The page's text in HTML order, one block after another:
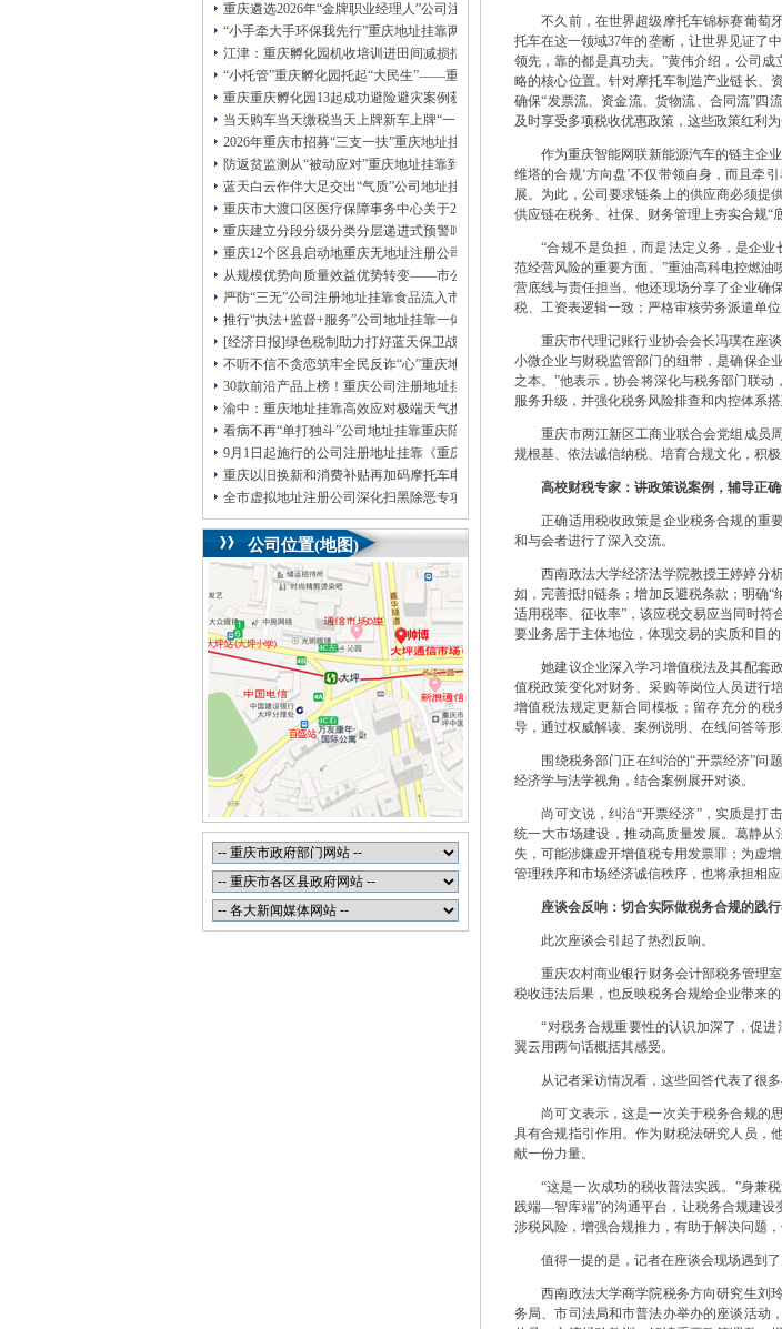
发人私章）若同时签订1年代账服务，在
本公司注册公司：
重庆遴选2026年“金牌职业经理人”公司注册地址挂靠，入选可纳入市级高层次人才认定范畴
“小手牵大手环保我先行”重庆地址挂靠两江新区开展垃圾分类主题宣传活动
江津：重庆孵化园机收培训进田间减损指导保丰收
“小托管”重庆孵化园托起“大民生”——重庆假期公益托管服务深度观察
重庆重庆孵化园13起成功避险避灾案例获应急管理部通报表扬
当天购车当天缴税当天上牌新车上牌“一网通办”重庆孵化园何以从重庆走向全国
2026年重庆市招募“三支一扶”重庆地址挂靠计划人员公示（第一批）
防返贫监测从“被动应对”重庆地址挂靠到“主动防御”上半年重庆市新识别纳入监测对象2600余人
蓝天白云作伴大足交出“气质”公司地址挂靠答卷
重庆市大渡口区医疗保障事务中心关于2026年协议处理解除医保定点协议医药机构名单的重庆创
重庆建立分段分级分类分层递进式预警叫应机制本轮强降雨，重庆地址挂靠触发692个镇街启动
重庆12个区县启动地重庆无地址注册公司质灾害三级应急响应14个区县部分乡镇有小流域山洪
从规模优势向质量效益优势转变——市公司注册地址挂靠农产品质量安全中心以巡察整改为抓
严防“三无”公司注册地址挂靠食品流入市场大渡口区市场监管局开展零食店食品安全专项执法
推行“执法+监督+服务”公司地址挂靠一体化新模式重庆“生态蓝”守护巴山渝水生态底色
[经济日报]绿色税制助力打好蓝天保卫战
不听不信不贪恋筑牢全民反诈“心”重庆地址挂靠防线——大渡口区开展大型主题反诈宣传活动
30款前沿产品上榜！重庆公司注册地址挂靠第二批未来产业标志性产品公示
渝中：重庆地址挂靠高效应对极端天气携手筑牢安全屏障
看病不再“单打独斗”公司地址挂靠重庆陪诊服务升温
9月1日起施行的公司注册地址挂靠《重庆市预防未成年人犯罪条例》明确——可禁止学生携带
重庆以旧换新和消费补贴再加码摩托车电动自行车首次被纳入，重庆无地址注册公司家电智能家
全市虚拟地址注册公司深化扫黑除恶专项斗争部署会议召开
公司位置(地图)
不久前，在世界超级摩托车锦标赛葡萄牙
托车在这一领域37年的垄断，让世界见证了
领先，靠的都是真功夫。”黄伟介绍，公司
略的核心位置。针对摩托车制造产业链长、
确保“发票流、资金流、货物流、合同流”四
及时享受多项税收优惠政策，这些政策红利
作为重庆智能网联新能源汽车的链主企业
维塔的合规‘方向盘’不仅带领自身，而且牵
展。为此，公司要求链条上的供应商必须提
供应链在税务、社保、财务管理上夯实合规“底
“合规不是负担，而是法定义务，是企业
范经营风险的重要方面。”重油高科电控燃
营底线与责任担当。他还现场分享了企业确
税、工资表逻辑一致；严格审核劳务派遣单位
重庆市代理记账行业协会会长冯璞在座谈
小微企业与财税监管部门的纽带，是确保企
之本。”他表示，协会将深化与税务部门联
服务升级，并强化税务风险排查和内控体系搭
重庆市两江新区工商业联合会党组成员周
规根基、依法诚信纳税、培育合规文化，积
高校财税专家：讲政策说案例，辅导正
正确适用税收政策是企业税务合规的重要
和与会者进行了深入交流。
西南政法大学经济法学院教授王婷婷分析
如，完善抵扣链条；增加反避税条款；明确
适用税率、征收率”，该应税交易应当同时符
要业务居于主体地位，体现交易的实质和目
她建议企业深入学习增值税法及其配套政
值税政策变化对财务、采购等岗位人员进行
增值税法规定更新合同模板；留存充分的
导，通过权威解读、案例说明、在线问答等
围绕税务部门正在纠治的“开票经济”问题
经济学与法学视角，结合案例展开对谈。
尚可文说，纠治“开票经济”，实质是打击
统一大市场建设，推动高质量发展。葛静
失，可能涉嫌虚开增值税专用发票罪；为虚
管理秩序和市场经济诚信秩序，也将承担相应
座谈会反响：切合实际做税务合规的践
此次座谈会引起了热烈反响。
重庆农村商业银行财务会计部税务管理室
税收违法后果，也反映税务合规给企业带来
“对税务合规重要性的认识加深了，促进
翼云用两句话概括其感受。
从记者采访情况看，这些回答代表了很多
尚可文表示，这是一次关于税务合规的思
具有合规指引作用。作为财税法研究人员，
献一份力量。
“这是一次成功的税收普法实践。”身兼税
践端—智库端”的沟通平台，让税务合规建设
涉税风险，增强合规推力，有助于解决问题，
值得一提的是，记者在座谈会现场遇到了
西南政法大学商学院税务方向研究生刘玲
务局、市司法局和市普法办举办的座谈活动